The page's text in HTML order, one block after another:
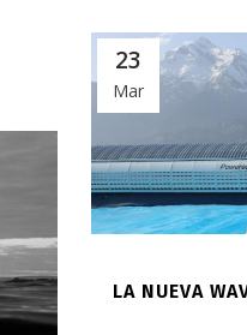
23
Mar
LA NUEVA